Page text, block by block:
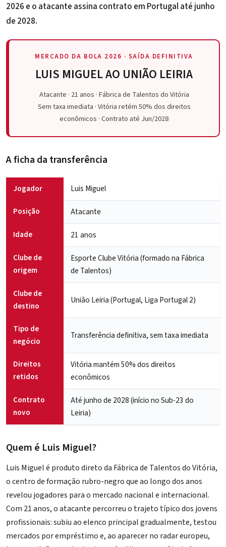
2026 e o atacante assina contrato em Portugal até junho
de 2028.
MERCADO DA BOLA 2026 · SAÍDA DEFINITIVA
LUIS MIGUEL AO UNIÃO LEIRIA
Atacante · 21 anos · Fábrica de Talentos do Vitória
Sem taxa imediata · Vitória retém 50% dos direitos
econômicos · Contrato até Jun/2028
A ficha da transferência
Jogador Luis Miguel
Posição Atacante
Idade 21 anos
Clube de
origem
Esporte Clube Vitória (formado na Fábrica
de Talentos)
Clube de
destino
União Leiria (Portugal, Liga Portugal 2)
Tipo de
negócio
Transferência definitiva, sem taxa imediata
Direitos
retidos
Vitória mantém 50% dos direitos
econômicos
Contrato
novo
Até junho de 2028 (início no Sub-23 do
Leiria)
Quem é Luis Miguel?
Luis Miguel é produto direto da Fábrica de Talentos do Vitória,
o centro de formação rubro-negro que ao longo dos anos
revelou jogadores para o mercado nacional e internacional.
Com 21 anos, o atacante percorreu o trajeto típico dos jovens
profissionais: subiu ao elenco principal gradualmente, testou
mercados por empréstimo e, ao aparecer no radar europeu,